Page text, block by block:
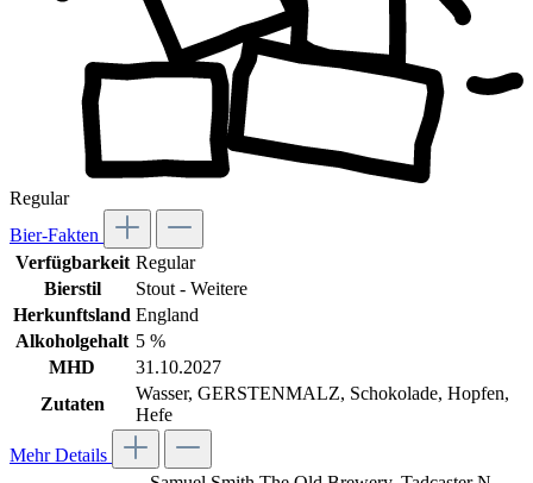
Regular
Bier-Fakten
Verfügbarkeit Regular
Bierstil
Stout - Weitere
Herkunftsland England
Alkoholgehalt 5 %
MHD
31.10.2027
Zutaten
Wasser, GERSTENMALZ, Schokolade, Hopfen,
Hefe
Mehr Details